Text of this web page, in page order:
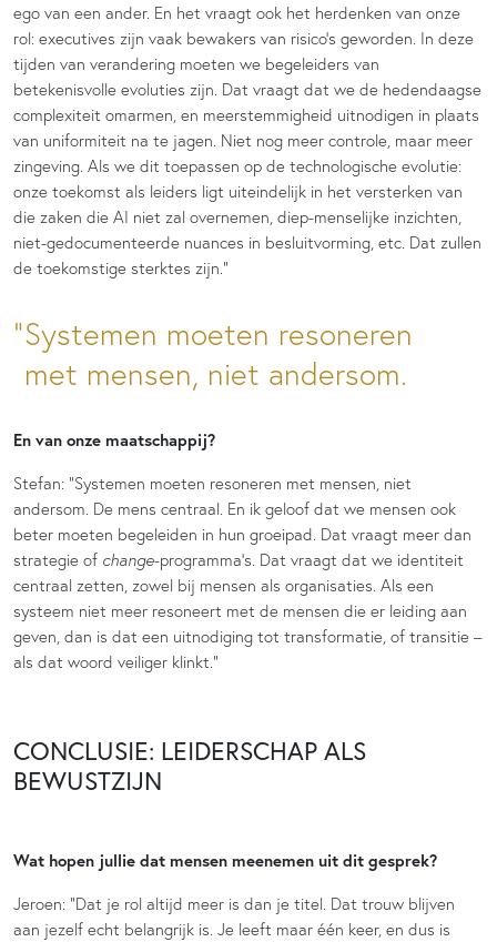
ego van een ander. En het vraagt ook het herdenken van onze
rol: executives zijn vaak bewakers van risico’s geworden. In deze
tijden van verandering moeten we begeleiders van
betekenisvolle evoluties zijn. Dat vraagt dat we de hedendaagse
complexiteit omarmen, en meerstemmigheid uitnodigen in plaats
van uniformiteit na te jagen. Niet nog meer controle, maar meer
zingeving. Als we dit toepassen op de technologische evolutie:
onze toekomst als leiders ligt uiteindelijk in het versterken van
die zaken die AI niet zal overnemen, diep-menselijke inzichten,
niet-gedocumenteerde nuances in besluitvorming, etc. Dat zullen
de toekomstige sterktes zijn.”
Systemen moeten resoneren
met mensen, niet andersom.
En van onze maatschappij?
Stefan: “Systemen moeten resoneren met mensen, niet
andersom. De mens centraal. En ik geloof dat we mensen ook
beter moeten begeleiden in hun groeipad. Dat vraagt meer dan
strategie of change-programma’s. Dat vraagt dat we identiteit
centraal zetten, zowel bij mensen als organisaties. Als een
systeem niet meer resoneert met de mensen die er leiding aan
geven, dan is dat een uitnodiging tot transformatie, of transitie –
als dat woord veiliger klinkt.”
CONCLUSIE: LEIDERSCHAP ALS
BEWUSTZIJN
Wat hopen jullie dat mensen meenemen uit dit gesprek?
Jeroen: “Dat je rol altijd meer is dan je titel. Dat trouw blijven
aan jezelf echt belangrijk is. Je leeft maar één keer, en dus is